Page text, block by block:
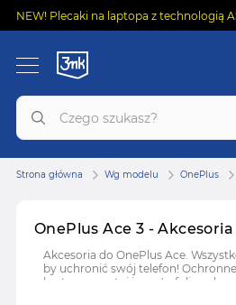
NEW! Plecaki na laptopa z technologią
OnePlus Ace 3 -
Akcesoria do OnePlus Ace.
by uchronić swój telefon!
hartowane, etui i case'y, folie
Strona główna Wg modelu OnePlus